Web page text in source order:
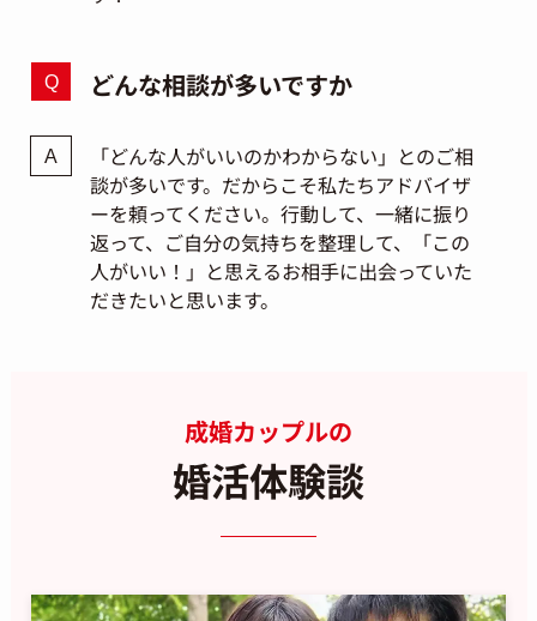
どんな相談が多いですか
「どんな人がいいのかわからない」とのご相
談が多いです。だからこそ私たちアドバイザ
ーを頼ってください。行動して、一緒に振り
返って、ご自分の気持ちを整理して、「この
人がいい！」と思えるお相手に出会っていた
だきたいと思います。
成婚カップルの
婚活体験談